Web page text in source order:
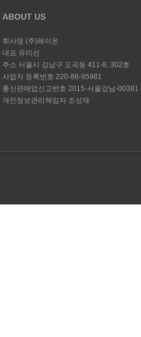
ABOUT US
회사명 (주)레이온
대표 유미선
주소 서울시 강남구 도곡동 411-8, 302호
사업자 등록번호 220-88-95981
통신판매업신고번호 2015-서울강남-00381
개인정보관리책임자 조성재